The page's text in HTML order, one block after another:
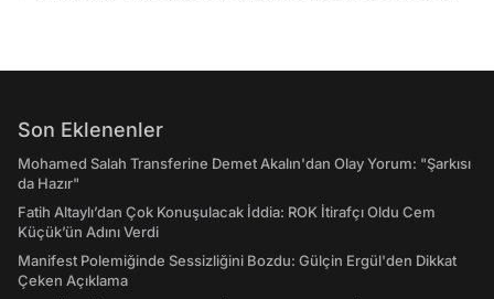
Son Eklenenler
Mohamed Salah Transferine Demet Akalın'dan Olay Yorum: "Şarkısı
da Hazır"
Fatih Altaylı’dan Çok Konuşulacak İddia: ROK İtirafçı Oldu Cem
Küçük’ün Adını Verdi
Manifest Polemiğinde Sessizliğini Bozdu: Gülçin Ergül'den Dikkat
Çeken Açıklama